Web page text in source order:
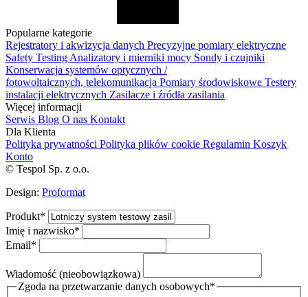
Popularne kategorie
Rejestratory i akwizycja danych Precyzyjne pomiary elektryczne
Safety Testing Analizatory i mierniki mocy Sondy i czujniki
Konserwacja systemów optycznych /
fotowoltaicznych, telekomunikacja Pomiary środowiskowe Testery
instalacji elektrycznych Zasilacze i źródła zasilania
Więcej informacji
Serwis Blog O nas Kontakt
Dla Klienta
Polityka prywatności Polityka plików cookie Regulamin Koszyk
Konto
© Tespol Sp. z o.o.
Design: Proformat
Produkt*
Imię i nazwisko*
Email*
Wiadomość (nieobowiązkowa)
Zgoda na przetwarzanie danych osobowych*